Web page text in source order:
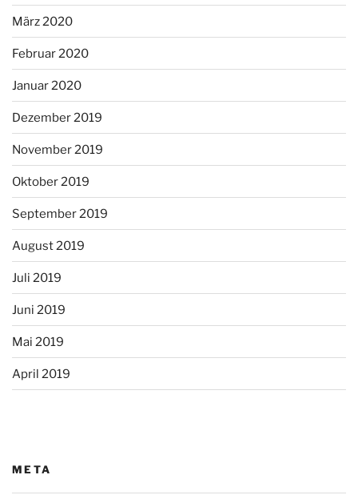
März 2020
Februar 2020
Januar 2020
Dezember 2019
November 2019
Oktober 2019
September 2019
August 2019
Juli 2019
Juni 2019
Mai 2019
April 2019
META